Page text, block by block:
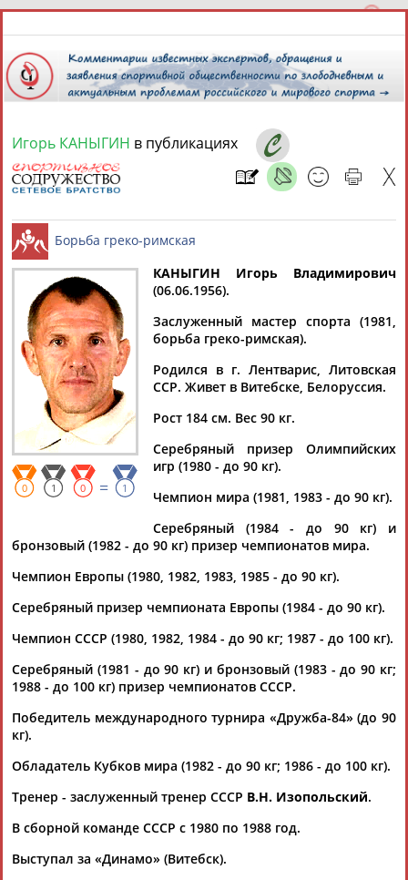
8 августа 2026 года,
СПОРТСМЕНЫ, ТРЕНЕРЫ И СПЕЦИАЛИСТЫ
Найдено: 1персона Расширенный поиск
Игорь
КАНЫГИН
Ваш запрос: "Игорь КАНЫГИН"
Документы 1-1 из 1 найденных уникальных документов
Объявлен состав мужской сборной России до 20 лет на ЧЕ по
...Московская область), Александр Ганькевич (ЦСКА-2,
(Проект:Информационное агентство СТАДИОН)
ТАБЛО АКТИВНОСТИ
ЦЕЛИ ПРОЕКТА КОНТАКТЫ НАШИ КНОПКИ РЕКЛАМА
Игорь КАНЫГИН в публикациях
Борьба греко-римская
0 1 0 = 1
КАНЫГИН Игорь Владимирович
(06.06.1956).
Заслуженный мастер спорта (1981,
борьба греко-римская).
Родился в г. Лентварис, Литовская
ССР. Живет в Витебске, Белоруссия.
Рост 184 см. Вес 90 кг.
Серебряный призер Олимпийских
игр (1980 - до 90 кг).
Чемпион мира (1981, 1983 - до 90 кг).
Серебряный (1984 - до 90 кг) и
бронзовый (1982 - до 90 кг) призер чемпионатов мира.
Чемпион Европы (1980, 1982, 1983, 1985 - до 90 кг).
Серебряный призер чемпионата Европы (1984 - до 90 кг).
Чемпион СССР (1980, 1982, 1984 - до 90 кг; 1987 - до 100 кг).
Серебряный (1981 - до 90 кг) и бронзовый (1983 - до 90 кг;
1988 - до 100 кг) призер чемпионатов СССР.
Победитель международного турнира «Дружба-84» (до 90
кг).
Обладатель Кубков мира (1982 - до 90 кг; 1986 - до 100 кг).
Тренер - заслуженный тренер СССР В.Н. Изопольский.
В сборной команде СССР с 1980 по 1988 год.
Выступал за «Динамо» (Витебск).